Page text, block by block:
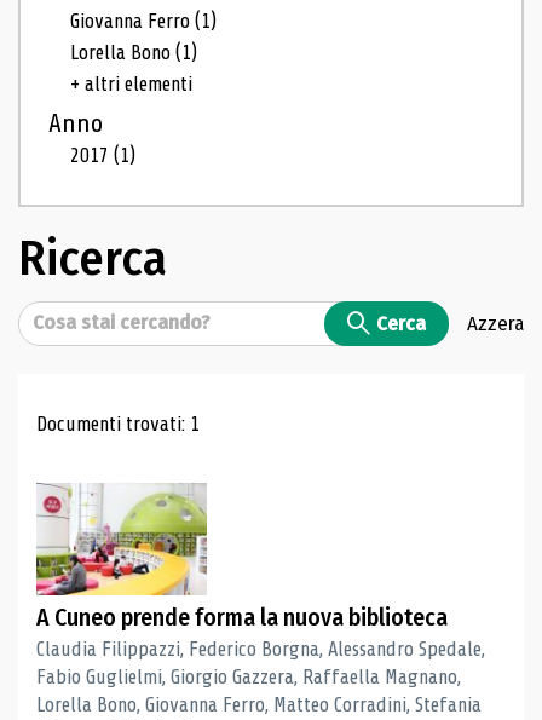
Giovanna Ferro(1)
Lorella Bono(1)
+ altri elementi
Anno
2017(1)
Ricerca
Cerca Cerca Azzera
Risultati di ricerca
Documenti trovati: 1
A Cuneo prende forma la nuova biblioteca
Claudia Filippazzi, Federico Borgna, Alessandro Spedale,
Fabio Guglielmi, Giorgio Gazzera, Raffaella Magnano,
Lorella Bono, Giovanna Ferro, Matteo Corradini, Stefania